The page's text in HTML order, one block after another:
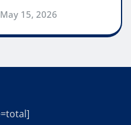
May 15, 2026